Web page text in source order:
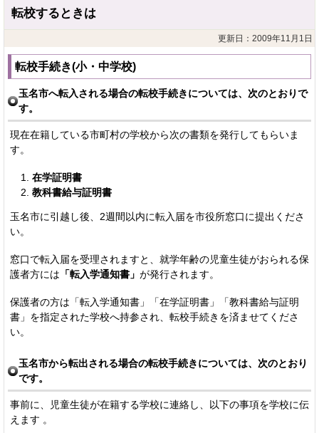
転校するときは
更新日：2009年11月1日
転校手続き(小・中学校)
玉名市へ転入される場合の転校手続きについては、次のとおりで
す。
現在在籍している市町村の学校から次の書類を発行してもらいま
す。
在学証明書
教科書給与証明書
玉名市に引越し後、2週間以内に転入届を市役所窓口に提出くださ
い。
窓口で転入届を受理されますと、就学年齢の児童生徒がおられる保
護者方には 「転入学通知書」 が発行されます。
保護者の方は「転入学通知書」「在学証明書」「教科書給与証明
書」を指定された学校へ持参され、転校手続きを済ませてくださ
い。
玉名市から転出される場合の転校手続きについては、次のとおり
です。
事前に、児童生徒が在籍する学校に連絡し、以下の事項を学校に伝
えます 。